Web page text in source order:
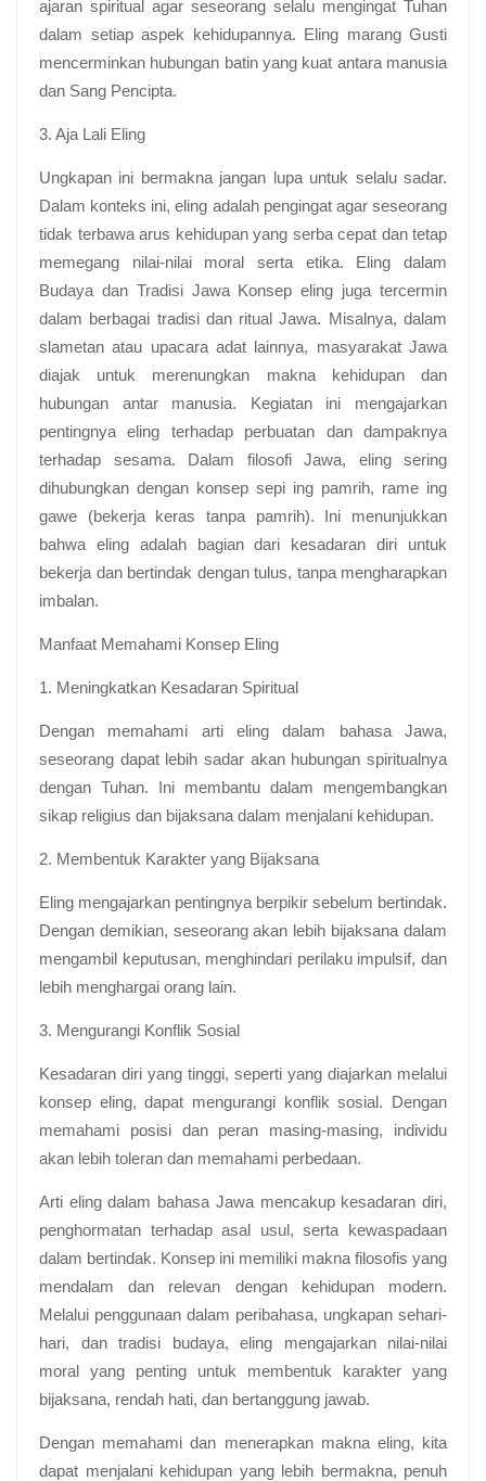
ajaran spiritual agar seseorang selalu mengingat Tuhan
dalam setiap aspek kehidupannya. Eling marang Gusti
mencerminkan hubungan batin yang kuat antara manusia
dan Sang Pencipta.
3. Aja Lali Eling
Ungkapan ini bermakna jangan lupa untuk selalu sadar.
Dalam konteks ini, eling adalah pengingat agar seseorang
tidak terbawa arus kehidupan yang serba cepat dan tetap
memegang nilai-nilai moral serta etika. Eling dalam
Budaya dan Tradisi Jawa Konsep eling juga tercermin
dalam berbagai tradisi dan ritual Jawa. Misalnya, dalam
slametan atau upacara adat lainnya, masyarakat Jawa
diajak untuk merenungkan makna kehidupan dan
hubungan antar manusia. Kegiatan ini mengajarkan
pentingnya eling terhadap perbuatan dan dampaknya
terhadap sesama. Dalam filosofi Jawa, eling sering
dihubungkan dengan konsep sepi ing pamrih, rame ing
gawe (bekerja keras tanpa pamrih). Ini menunjukkan
bahwa eling adalah bagian dari kesadaran diri untuk
bekerja dan bertindak dengan tulus, tanpa mengharapkan
imbalan.
Manfaat Memahami Konsep Eling
1. Meningkatkan Kesadaran Spiritual
Dengan memahami arti eling dalam bahasa Jawa,
seseorang dapat lebih sadar akan hubungan spiritualnya
dengan Tuhan. Ini membantu dalam mengembangkan
sikap religius dan bijaksana dalam menjalani kehidupan.
2. Membentuk Karakter yang Bijaksana
Eling mengajarkan pentingnya berpikir sebelum bertindak.
Dengan demikian, seseorang akan lebih bijaksana dalam
mengambil keputusan, menghindari perilaku impulsif, dan
lebih menghargai orang lain.
3. Mengurangi Konflik Sosial
Kesadaran diri yang tinggi, seperti yang diajarkan melalui
konsep eling, dapat mengurangi konflik sosial. Dengan
memahami posisi dan peran masing-masing, individu
akan lebih toleran dan memahami perbedaan.
Arti eling dalam bahasa Jawamencakup kesadaran diri,
penghormatan terhadap asal usul, serta kewaspadaan
dalam bertindak. Konsep ini memiliki makna filosofis yang
mendalam dan relevan dengan kehidupan modern.
Melalui penggunaan dalam peribahasa, ungkapan sehari-
hari, dan tradisi budaya, eling mengajarkan nilai-nilai
moral yang penting untuk membentuk karakter yang
bijaksana, rendah hati, dan bertanggung jawab.
Dengan memahami dan menerapkan makna eling, kita
dapat menjalani kehidupan yang lebih bermakna, penuh